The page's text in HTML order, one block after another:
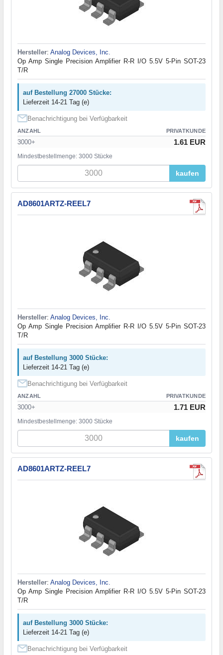
Hersteller: Analog Devices, Inc.
Op Amp Single Precision Amplifier R-R I/O 5.5V 5-Pin SOT-23
T/R
auf Bestellung 27000 Stücke:
Lieferzeit 14-21 Tag (e)
Benachrichtigung bei Verfügbarkeit
ANZAHL PRIVATKUNDE
3000+ 1.61 EUR
Mindestbestellmenge: 3000 Stücke
kaufen
AD8601ARTZ-REEL7
Hersteller: Analog Devices, Inc.
Op Amp Single Precision Amplifier R-R I/O 5.5V 5-Pin SOT-23
T/R
auf Bestellung 3000 Stücke:
Lieferzeit 14-21 Tag (e)
Benachrichtigung bei Verfügbarkeit
ANZAHL PRIVATKUNDE
3000+ 1.71 EUR
Mindestbestellmenge: 3000 Stücke
kaufen
AD8601ARTZ-REEL7
Hersteller: Analog Devices, Inc.
Op Amp Single Precision Amplifier R-R I/O 5.5V 5-Pin SOT-23
T/R
auf Bestellung 3000 Stücke:
Lieferzeit 14-21 Tag (e)
Benachrichtigung bei Verfügbarkeit